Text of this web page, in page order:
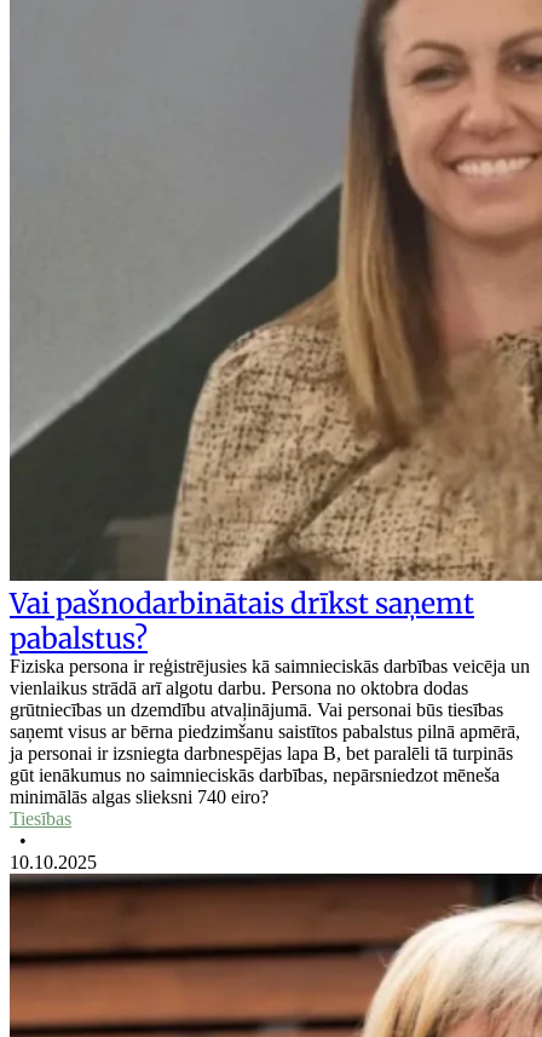
Vai pašnodarbinātais drīkst saņemt
pabalstus?
Fiziska persona ir reģistrējusies kā saimnieciskās darbības veicēja un
vienlaikus strādā arī algotu darbu. Persona no oktobra dodas
grūtniecības un dzemdību atvaļinājumā. Vai personai būs tiesības
saņemt visus ar bērna piedzimšanu saistītos pabalstus pilnā apmērā,
ja personai ir izsniegta darbnespējas lapa B, bet paralēli tā turpinās
gūt ienākumus no saimnieciskās darbības, nepārsniedzot mēneša
minimālās algas slieksni 740 eiro?
Tiesības
•
10.10.2025